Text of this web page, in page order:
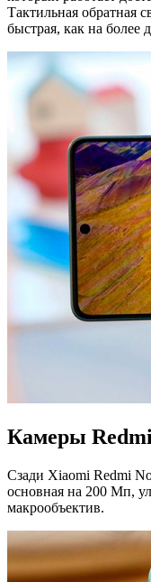
Тактильная обратная
быстрая, как на более
Камеры
Сзади Xiaomi Redmi
основная на 200 Мп,
макрообъектив.